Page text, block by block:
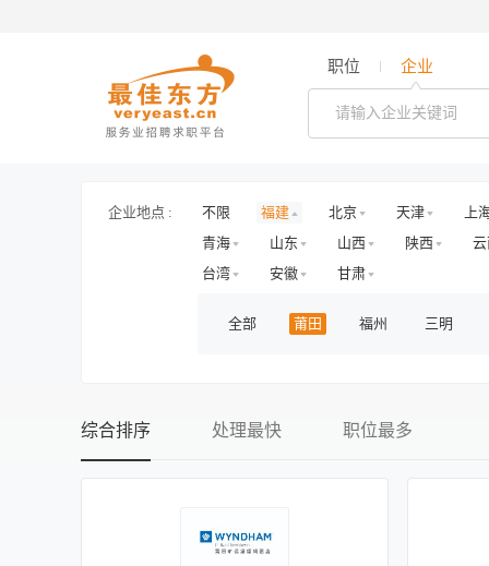
职位 企业
企业地点 : 不限 福建 北京 天津
上
青海
山东 山西 陕西
台湾
安徽 甘肃
全部 莆田 福州 三明
综合排序 处理最快 职位最多